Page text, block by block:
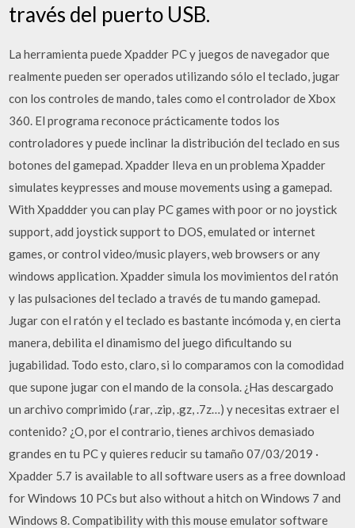
través del puerto USB.
La herramienta puede Xpadder PC y juegos de navegador que
realmente pueden ser operados utilizando sólo el teclado, jugar
con los controles de mando, tales como el controlador de Xbox
360. El programa reconoce prácticamente todos los
controladores y puede inclinar la distribución del teclado en sus
botones del gamepad. Xpadder lleva en un problema Xpadder
simulates keypresses and mouse movements using a gamepad.
With Xpaddder you can play PC games with poor or no joystick
support, add joystick support to DOS, emulated or internet
games, or control video/music players, web browsers or any
windows application. Xpadder simula los movimientos del ratón
y las pulsaciones del teclado a través de tu mando gamepad.
Jugar con el ratón y el teclado es bastante incómoda y, en cierta
manera, debilita el dinamismo del juego dificultando su
jugabilidad. Todo esto, claro, si lo comparamos con la comodidad
que supone jugar con el mando de la consola. ¿Has descargado
un archivo comprimido (.rar, .zip, .gz, .7z…) y necesitas extraer el
contenido? ¿O, por el contrario, tienes archivos demasiado
grandes en tu PC y quieres reducir su tamaño 07/03/2019 ·
Xpadder 5.7 is available to all software users as a free download
for Windows 10 PCs but also without a hitch on Windows 7 and
Windows 8. Compatibility with this mouse emulator software